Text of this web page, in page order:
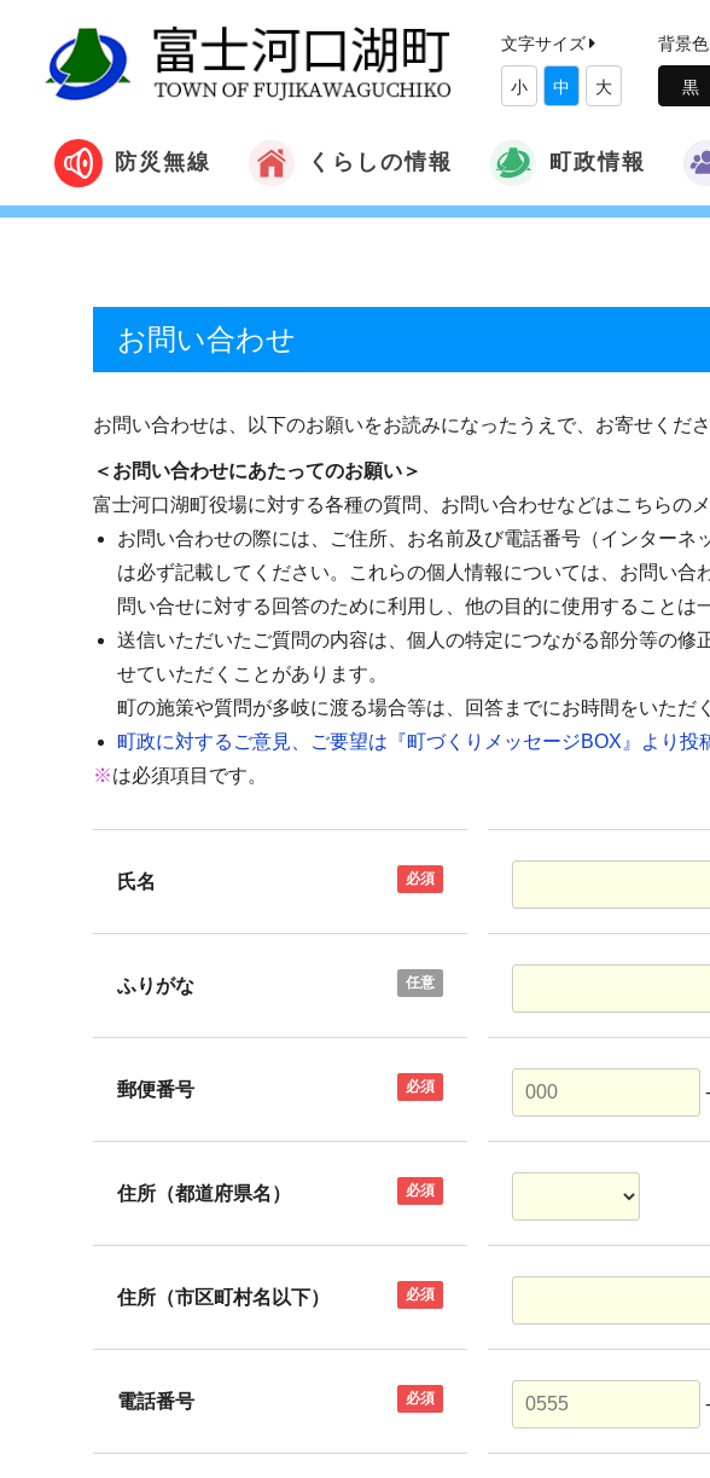
文字サイズ
小 中 大
背景色
防災無線 くらしの情報 町政情報
お問い合わせ
お問い合わせは、以下のお願いをお読みになったうえで、お寄せくださ
＜お問い合わせにあたってのお願い＞
富士河口湖町役場に対する各種の質問、お問い合わせなどはこちらの
お問い合わせの際には、ご住所、お名前及び電話番号（インターネ
は必ず記載してください。これらの個人情報については、お問い合
問い合せに対する回答のために利用し、他の目的に使用することは
送信いただいたご質問の内容は、個人の特定につながる部分等の修
せていただくことがあります。
町の施策や質問が多岐に渡る場合等は、回答までにお時間をいただ
町政に対するご意見、ご要望は『町づくりメッセージBOX』より投
※は必須項目です。
氏名 必須
ふりがな 任意
郵便番号 必須 -
住所（都道府県名） 必須
住所（市区町村名以下） 必須
電話番号 必須 -